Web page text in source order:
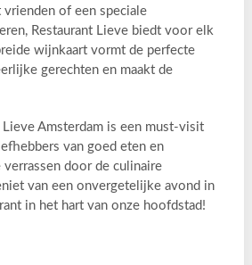
of een speciale
Restaurant Lieve biedt voor elk
wijnkaart vormt de perfecte
gerechten en maakt de
Lieve Amsterdam is een must-visit
van goed eten en
verrassen door de culinaire
van een onvergetelijke avond in
in het hart van onze hoofdstad!